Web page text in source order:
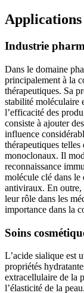
Applications
Industrie
Dans le domaine
principalement à la
thérapeutiques. Sa
stabilité moléculaire
l’efficacité des
consiste à ajouter
influence
thérapeutiques
monoclonaux. Il
reconnaissance
molécule clé dans le
antiviraux. En outre,
leur rôle dans les
importance dans la
Soins
L’acide sialique est
propriétés
extracellulaire de la
l’élasticité de la